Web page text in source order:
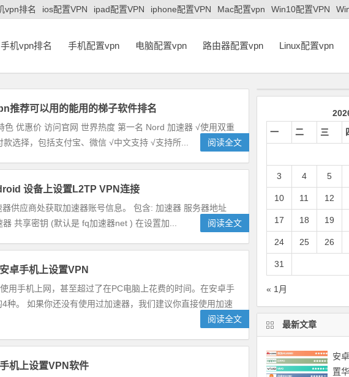
vpn排名 ios配置VPN ipad配置VPN iphone配置VPN Mac配置vpn Win10配置VPN
手机vpn排名 手机配置vpn 电脑配置vpn 路由器配置vpn Linux配置vpn
推荐可以用的能用的梯子软件排名
色 优惠价 访问官网 世界热度 第一名 Nord 加速器 √使用双重
选择，包括支付宝、微信 √中文支持 √支持所...
阅读全文
设备上设置L2TP VPN连接
供应商处获取加速器账号信息。 包含: 加速器 服务器地址
共享密钥 (默认是 fq加速器net ) 在设置加...
阅读全文
卓手机上设置VPN
用手机上网，甚至超过了在PC电脑上花费的时间。在安卓手
种。 如果你还没有使用过加速器，我们建议你直接使用加速
阅读全文
机上设置VPN软件
一
二 三
3 4 5
10 11 12
17 18 19
24 25 26
31
« 1月
最新文章
安
置